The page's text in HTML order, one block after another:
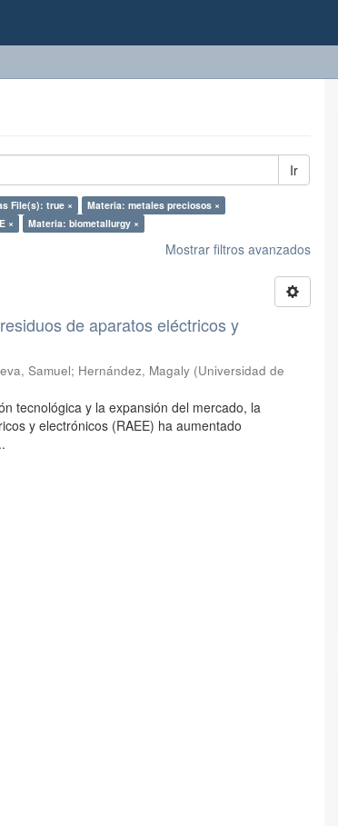
Ir
File(s): true ×
Materia: metales preciosos ×
× Materia: biometallurgy ×
Mostrar filtros avanzados
de aparatos eléctricos y
Samuel; Hernández, Magaly (Universidad de
tecnológica y la expansión del mercado, la
y electrónicos (RAEE) ha aumentado